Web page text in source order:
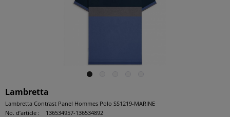
Lambretta
Lambretta Contrast Panel Hommes Polo SS1219-MARINE
No. d’article :
136534957-136534892